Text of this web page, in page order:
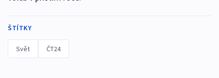
ŠTÍTKY
Svět ČT24